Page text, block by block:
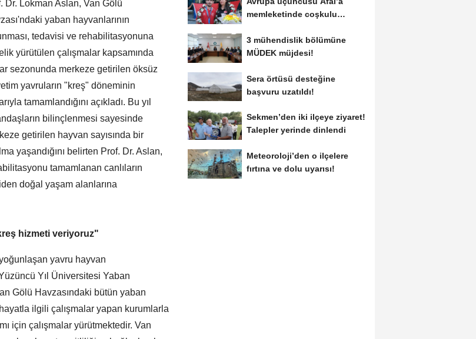
Dr. Lokman Aslan, Van Gölü
yaban hayvanlarının
tedavisi ve rehabilitasyonuna
yürütülen çalışmalar kapsamında
sezonunda merkeze getirilen öksüz
yavruların "kreş" döneminin
tamamlandığını açıkladı. Bu yıl
bilinçlenmesi sayesinde
getirilen hayvan sayısında bir
yaşandığını belirten Prof. Dr. Aslan,
tamamlanan canlıların
doğal yaşam alanlarına
hizmeti veriyoruz"
yavru hayvan
Yıl Üniversitesi Yaban
Gölü Havzasındaki bütün yaban
ilgili çalışmalar yapan kurumlarla
için çalışmalar yürütmektedir. Van
memleketinde coşkulu
3 mühendislik bölümüne
MÜDEK müjdesi!
Sera örtüsü desteğine
başvuru uzatıldı!
Sekmen’den iki ilçeye ziyaret!
Talepler yerinde dinlendi
Meteoroloji’den o ilçelere
fırtına ve dolu uyarısı!